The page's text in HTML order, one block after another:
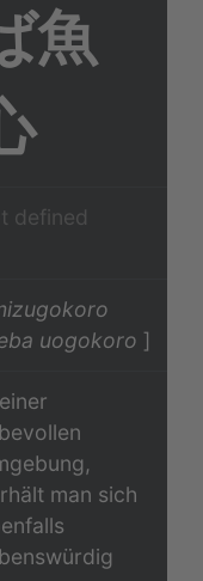
魚
defined
uogokoro ]
man sich